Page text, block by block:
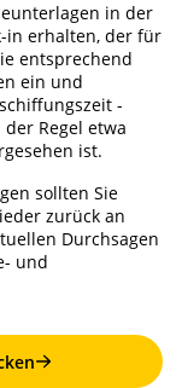
in der
in erhalten, der für
entsprechend
ein und
-
Regel etwa
ist.
sollten Sie
zurück an
Durchsagen
und